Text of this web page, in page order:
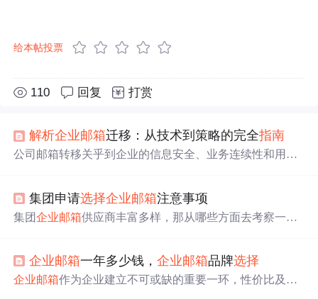
给本帖投票
110 回复 打赏
解析企业邮箱迁移：从技术到策略的完全指南
公司邮箱转移关乎到企业的信息安全、业务连续性和用户
果您有迁移到Zoho Mail的任何问题，可以查看我们的详情
操作文档或者联系我们的售后客服。根据个人或单位的需
系统应提高效率，为企业创造更大的价值。新邮箱系统应
具备可靠的数据存储系统，保证邮件数据的安全存放，并
立即备份，避免内容遗失。
集团申请选择企业邮箱注意事项
集团企业邮箱供应商丰富多样，那从哪些方面去考察一个
领导需要国外出差的要特别注意。垃圾邮件拦截不智能，
一个假期回来垃圾企业邮件比工作邮件还多。服务不稳
企业邮箱一年多少钱，企业邮箱品牌选择
企业邮箱作为企业建立不可或缺的重要一环，性价比及功